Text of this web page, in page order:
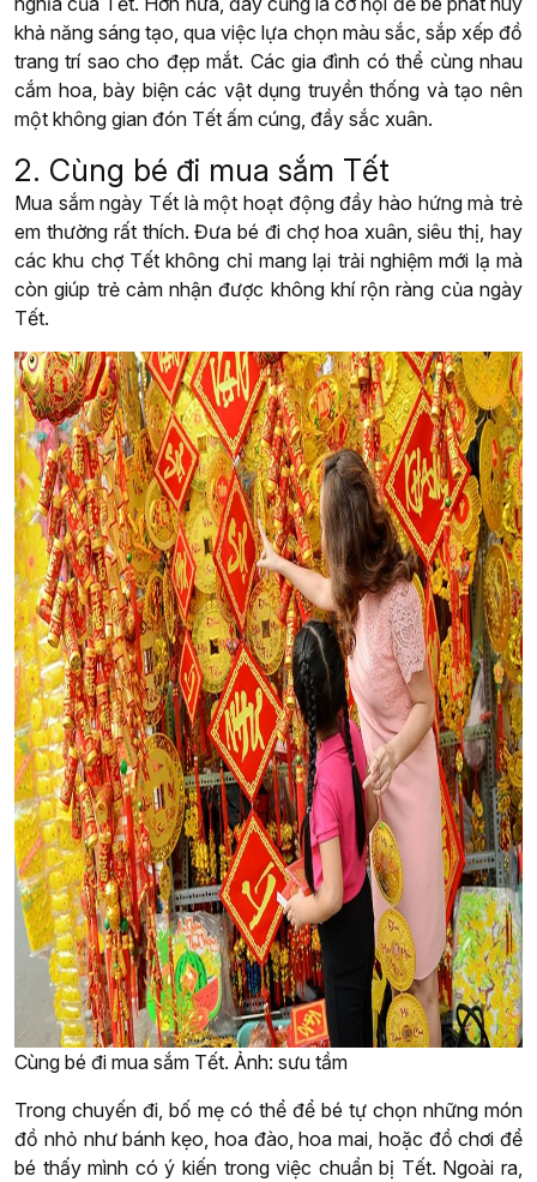
khả năng sáng tạo, qua việc lựa chọn màu sắc, sắp xếp đồ
trang trí sao cho đẹp mắt. Các gia đình có thể cùng nhau
cắm hoa, bày biện các vật dụng truyền thống và tạo nên
một không gian đón Tết ấm cúng, đầy sắc xuân.
2. Cùng bé đi mua sắm Tết
Mua sắm ngày Tết là một hoạt động đầy hào hứng mà trẻ
em thường rất thích. Đưa bé đi chợ hoa xuân, siêu thị, hay
các khu chợ Tết không chỉ mang lại trải nghiệm mới lạ mà
còn giúp trẻ cảm nhận được không khí rộn ràng của ngày
Tết.
Cùng bé đi mua sắm Tết. Ảnh: sưu tầm
Trong chuyến đi, bố mẹ có thể để bé tự chọn những món
đồ nhỏ như bánh kẹo, hoa đào, hoa mai, hoặc đồ chơi để
bé thấy mình có ý kiến trong việc chuẩn bị Tết. Ngoài ra,